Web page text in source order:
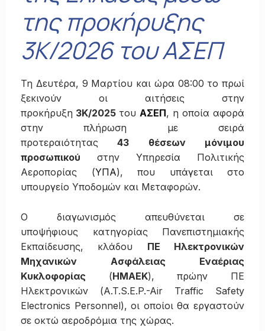
της προκήρυξης
3Κ/2026 του ΑΣΕΠ
Τη Δευτέρα, 9 Μαρτίου και ώρα 08:00 το πρωί
ξεκινούν οι αιτήσεις στην
προκήρυξη 3Κ/2025 του ΑΣΕΠ, η οποία αφορά
στην πλήρωση με σειρά
προτεραιότητας 43 θέσεων μόνιμου
προσωπικού στην Υπηρεσία Πολιτικής
Αεροπορίας (ΥΠΑ), που υπάγεται στο
υπουργείο Υποδομών και Μεταφορών.
Ο διαγωνισμός απευθύνεται σε
υποψήφιους κατηγορίας Πανεπιστημιακής
Εκπαίδευσης, κλάδου ΠΕ Ηλεκτρονικών
Μηχανικών Ασφάλειας Εναέριας
Κυκλοφορίας (ΗΜΑΕΚ), πρώην ΠΕ
Ηλεκτρονικών (A.T.S.E.P.-Air Traffic Safety
Electronics Personnel), οι οποίοι θα εργαστούν
σε οκτώ αεροδρόμια της χώρας.